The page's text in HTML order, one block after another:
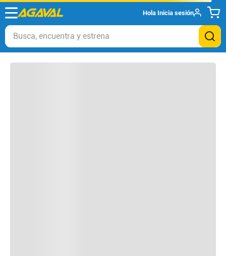
Hola Inicia sesión
Busca, encuentra y estrena
Otros clientes compraron